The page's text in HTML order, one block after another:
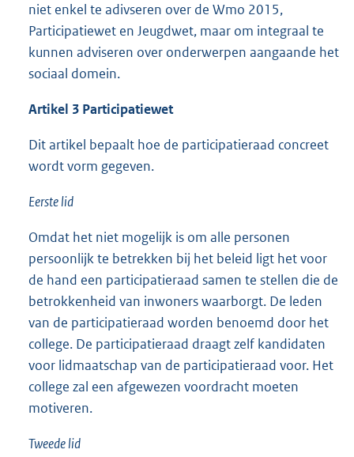
niet enkel te adivseren over de Wmo 2015,
Participatiewet en Jeugdwet, maar om integraal te
kunnen adviseren over onderwerpen aangaande het
sociaal domein.
Artikel 3 Participatiewet
Dit artikel bepaalt hoe de participatieraad concreet
wordt vorm gegeven.
Eerste lid
Omdat het niet mogelijk is om alle personen
persoonlijk te betrekken bij het beleid ligt het voor
de hand een participatieraad samen te stellen die de
betrokkenheid van inwoners waarborgt. De leden
van de participatieraad worden benoemd door het
college. De participatieraad draagt zelf kandidaten
voor lidmaatschap van de participatieraad voor. Het
college zal een afgewezen voordracht moeten
motiveren.
Tweede lid